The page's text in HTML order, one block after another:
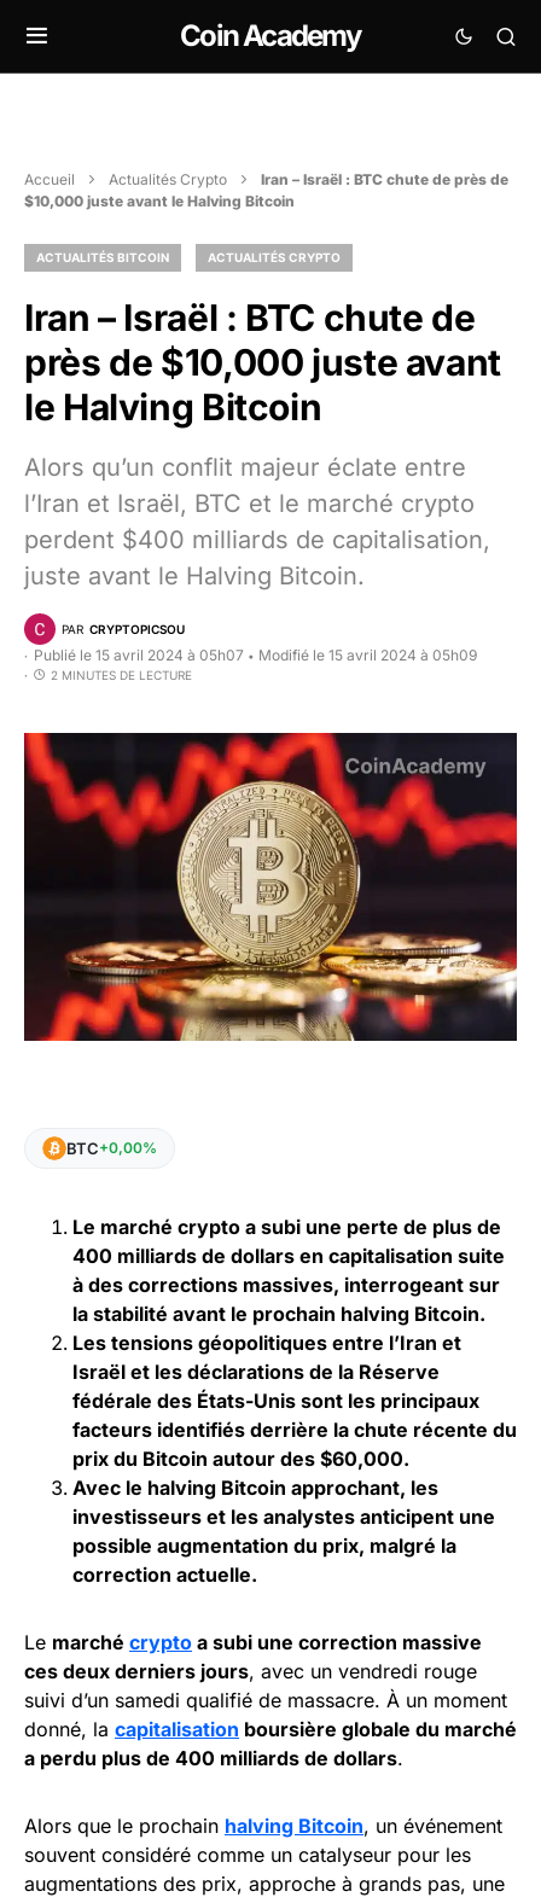
Coin Academy
Accueil Actualités Crypto
Iran – Israël : BTC chute de près de
$10,000 juste avant le Halving Bitcoin
ACTUALITÉS BITCOIN ACTUALITÉS CRYPTO
Iran – Israël : BTC chute de
près de $10,000 juste avant
le Halving Bitcoin
Alors qu’un conflit majeur éclate entre
l’Iran et Israël, BTC et le marché crypto
perdent $400 milliards de capitalisation,
juste avant le Halving Bitcoin.
PAR CRYPTOPICSOU
Publié le 15 avril 2024 à 05h07 • Modifié le 15 avril 2024 à 05h09
2 MINUTES DE LECTURE
BTC+0,00%
Le marché crypto a subi une perte de plus de
400 milliards de dollars en capitalisation suite
à des corrections massives, interrogeant sur
la stabilité avant le prochain halving Bitcoin.
Les tensions géopolitiques entre l’Iran et
Israël et les déclarations de la Réserve
fédérale des États-Unis sont les principaux
facteurs identifiés derrière la chute récente du
prix du Bitcoin autour des $60,000.
Avec le halving Bitcoin approchant, les
investisseurs et les analystes anticipent une
possible augmentation du prix, malgré la
correction actuelle.
Le marché crypto a subi une correction massive
ces deux derniers jours, avec un vendredi rouge
suivi d’un samedi qualifié de massacre. À un moment
donné, la capitalisation boursière globale du marché
a perdu plus de 400 milliards de dollars.
Alors que le prochain halving Bitcoin, un événement
souvent considéré comme un catalyseur pour les
augmentations des prix, approche à grands pas, une